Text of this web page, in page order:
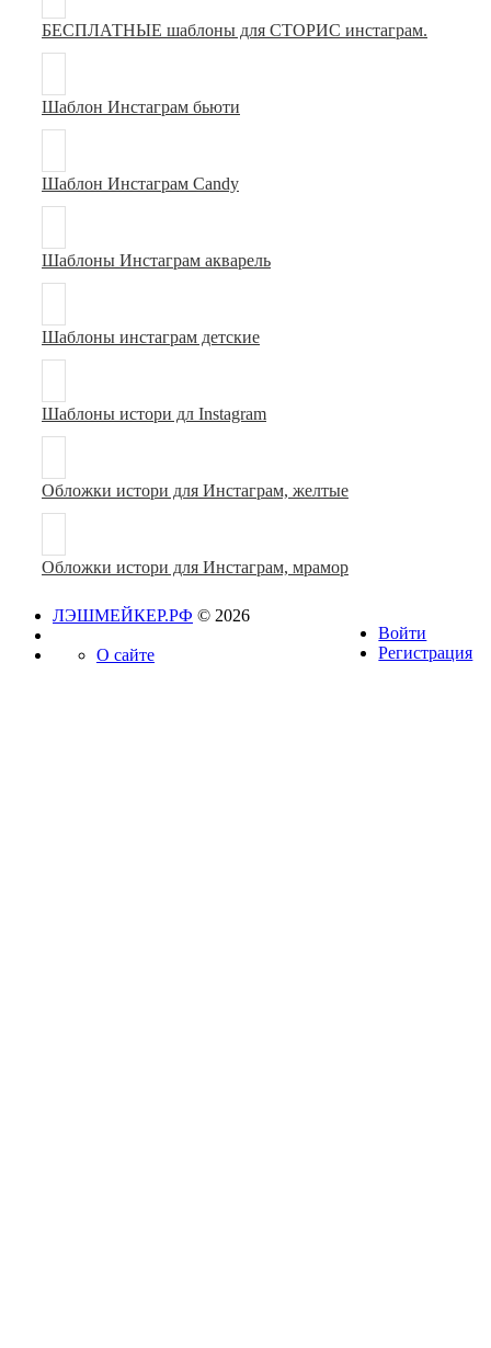
БЕСПЛАТНЫЕ шаблоны для СТОРИС инстаграм.
Шаблон Инстаграм бьюти
Шаблон Инстаграм Candy
Шаблоны Инстаграм акварель
Шаблоны инстаграм детские
Шаблоны истори дл Instagram
Обложки истори для Инстаграм, желтые
Обложки истори для Инстаграм, мрамор
Войти
Регистрация
ЛЭШМЕЙКЕР.РФ © 2026
О сайте